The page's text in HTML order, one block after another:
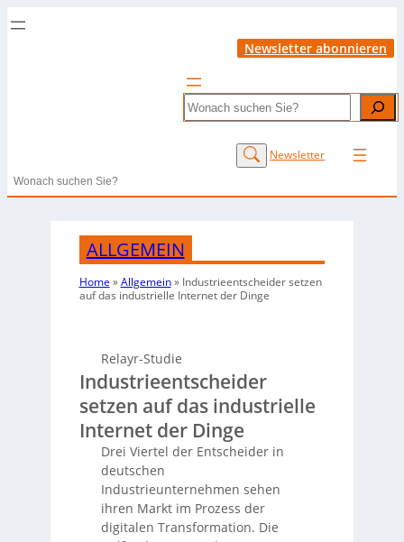
Newsletter abonnieren
Search
Newsletter
Search
ALLGEMEIN
Home »Allgemein» Industrieentscheider setzen
auf das industrielle Internet der Dinge
Relayr-Studie
Industrieentscheider
setzen auf das industrielle
Internet der Dinge
Drei Viertel der Entscheider in
deutschen
Industrieunternehmen sehen
ihren Markt im Prozess der
digitalen Transformation. Die